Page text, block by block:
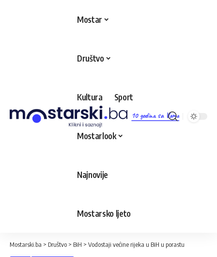
10 godina sa Vama
Mostar
Društvo
Kultura Sport
Mostarlook
Najnovije
Mostarsko ljeto
Mostarski.ba > Društvo > BiH > Vodostaji većine rijeka u BiH u porastu